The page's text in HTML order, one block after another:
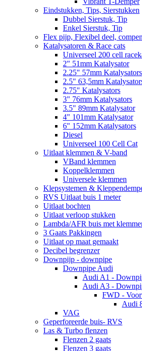
Eindstukken, Tips, Sierstukken
Dubbel Sierstuk, Tip
Enkel Sierstuk, Tip
Flex pijp, Flexibel deel,
Katalysatoren & Race cats
Universeel 200 cell
2" 51mm Katalysator
2.25" 57mm Katalysators
2.5" 63,5mm
2.75" Katalysators
3" 76mm Katalysators
3.5" 89mm Katalysator
4" 101mm Katalysator
6" 152mm Katalysators
Diesel
Universeel 100 Cell Cat
Uitlaat klemmen & V-band
VBand klemmen
Koppelklemmen
Universele klemmen
Klepsystemen &
RVS Uitlaat buis 1 meter
Uitlaat bochten
Uitlaat verloop stukken
Lambda/AFR buis met
3 Gaats Pakkingen
Uitlaat op maat gemaakt
Decibel begrenzer
Downpijp - downpipe
Downpipe Audi
Audi A1 -
Audi A3 -
FWD -
Audi
VAG
Geperforeerde buis- RVS
Las & Turbo flenzen
Flenzen 2 gaats
Flenzen 3 gaats